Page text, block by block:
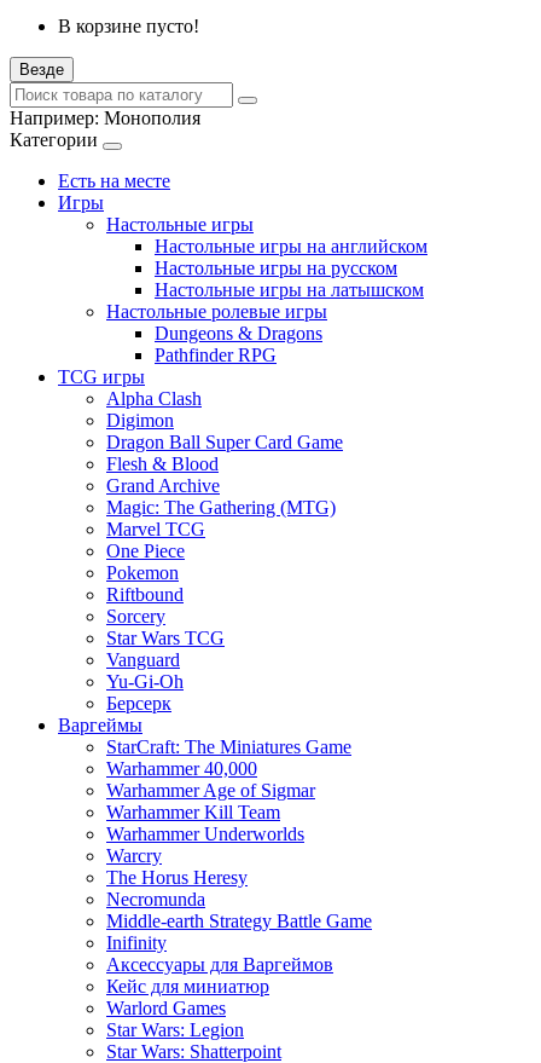
В корзине пусто!
Везде
Например: Монополия
Категории
Есть на месте
Игры
Настольные игры
Настольные игры на английском
Настольные игры на русском
Настольные игры на латышском
Настольные ролевые игры
Dungeons & Dragons
Pathfinder RPG
TCG игры
Alpha Clash
Digimon
Dragon Ball Super Card Game
Flesh & Blood
Grand Archive
Magic: The Gathering (MTG)
Marvel TCG
One Piece
Pokemon
Riftbound
Sorcery
Star Wars TCG
Vanguard
Yu-Gi-Oh
Берсерк
Варгеймы
StarCraft: The Miniatures Game
Warhammer 40,000
Warhammer Age of Sigmar
Warhammer Kill Team
Warhammer Underworlds
Warcry
The Horus Heresy
Necromunda
Middle-earth Strategy Battle Game
Inifinity
Аксессуары для Варгеймов
Кейс для миниатюр
Warlord Games
Star Wars: Legion
Star Wars: Shatterpoint